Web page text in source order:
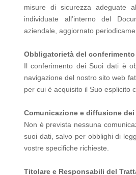
misure di sicurezza adeguate
individuate all’interno del
aziendale, aggiornato
Obbligatorietà del conferimento
Il conferimento dei Suoi dati è
navigazione del nostro sito web
per cui è acquisito il Suo esplicito
Comunicazione e diffusione dei
Non è prevista nessuna
suoi dati, salvo per obblighi di
vostre specifiche richieste.
Titolare e Responsabili del